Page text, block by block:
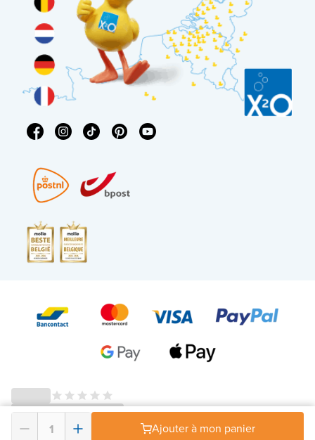
Ajouter à mon panier
© 2026 - X²O Salles de bains – Numéro de TVA : BE0627.861.895 -